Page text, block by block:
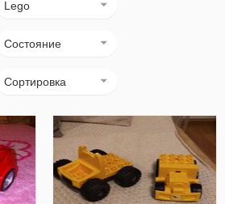
Lego
Состояние
Сортировка